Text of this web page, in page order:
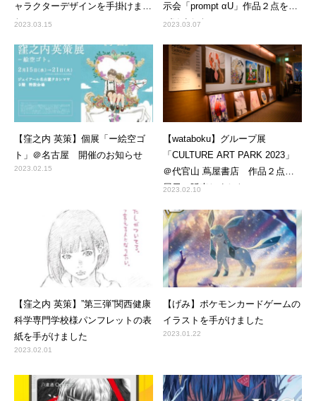
ャラクターデザインを手掛けまし
た
2023.03.15
示会「prompt αU」作品２点を手
がけました
2023.03.07
【窪之内 英策】個展「ー絵空ゴ
ト」＠名古屋 開催のお知らせ
2023.02.15
【wataboku】グループ展
「CULTURE ART PARK 2023」
＠代官山 蔦屋書店 作品２点を
展示・販売しました
2023.02.10
【窪之内 英策】”第三弾”関西健康
科学専門学校様パンフレットの表
紙を手がけました
2023.02.01
【げみ】ポケモンカードゲームの
イラストを手がけました
2023.01.22